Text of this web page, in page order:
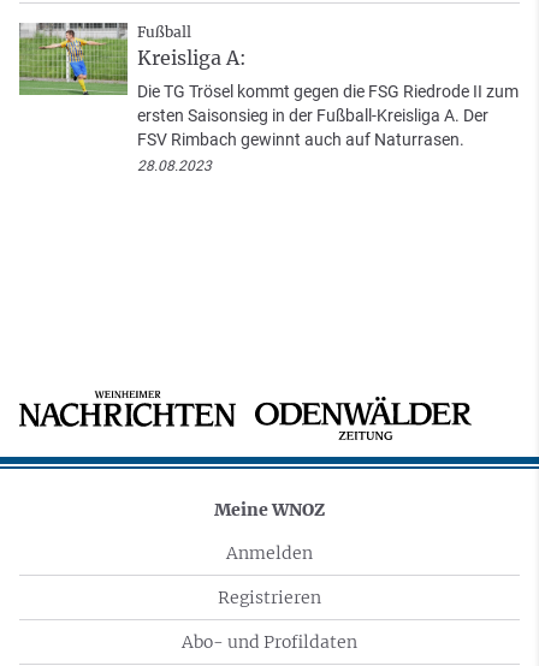
Fußball
Kreisliga A:
Die TG Trösel kommt gegen die FSG Riedrode II zum
ersten Saisonsieg in der Fußball-Kreisliga A. Der
FSV Rimbach gewinnt auch auf Naturrasen.
28.08.2023
Meine WNOZ
Anmelden
Registrieren
Abo- und Profildaten